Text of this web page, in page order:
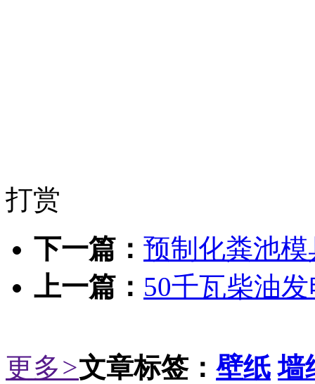
打赏
下一篇： 预制化粪池
上一篇： 50千瓦柴油
更多>文章标签： 壁纸 墙